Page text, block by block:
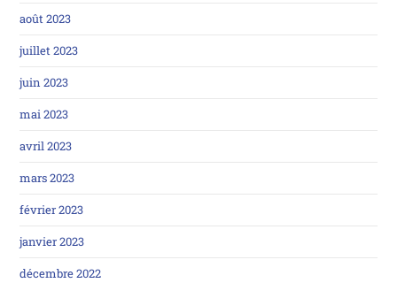
août 2023
juillet 2023
juin 2023
mai 2023
avril 2023
mars 2023
février 2023
janvier 2023
décembre 2022